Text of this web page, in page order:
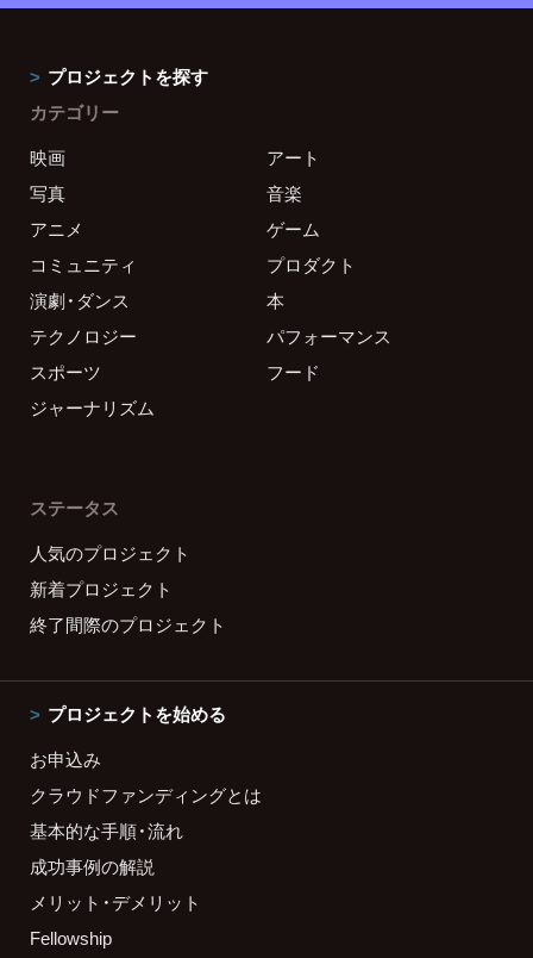
プロジェクトを探す
カテゴリー
映画
アート
写真
音楽
アニメ
ゲーム
コミュニティ
プロダクト
演劇・ダンス
本
テクノロジー
パフォーマンス
スポーツ
フード
ジャーナリズム
ステータス
人気のプロジェクト
新着プロジェクト
終了間際のプロジェクト
プロジェクトを始める
お申込み
クラウドファンディングとは
基本的な手順・流れ
成功事例の解説
メリット・デメリット
Fellowship